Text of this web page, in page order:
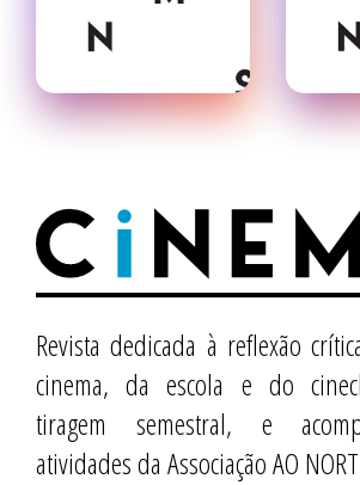
Revista dedicada à reflexão
cinema, da escola e do
tiragem semestral, e
atividades da Associação AO